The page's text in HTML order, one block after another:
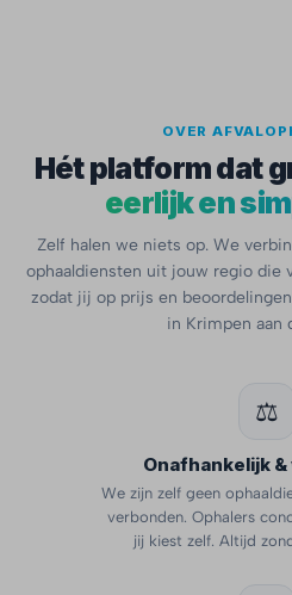
OVER
Hét platform dat
eerlijk en
Zelf halen we niets op. We
ophaaldiensten uit jouw regio die
zodat jij op prijs en
in Krimpen aan
⚖️
Onafhankelijk
We zijn zelf geen
verbonden. Ophalers
jij kiest zelf. Altijd